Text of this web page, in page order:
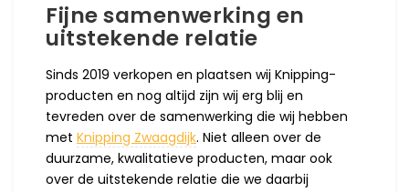
Fijne samenwerking en
uitstekende relatie
Sinds 2019 verkopen en plaatsen wij Knipping-
producten en nog altijd zijn wij erg blij en
tevreden over de samenwerking die wij hebben
met Knipping Zwaagdijk. Niet alleen over de
duurzame, kwalitatieve producten, maar ook
over de uitstekende relatie die we daarbij